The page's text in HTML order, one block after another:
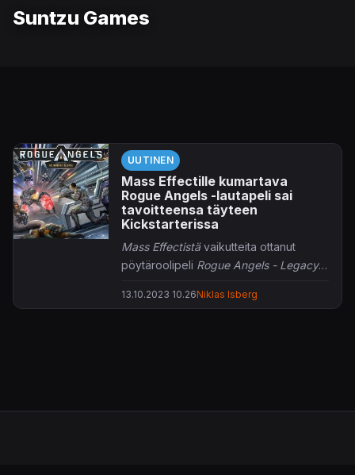
Suntzu Games
UUTINEN
Mass Effectille kumartava
Rogue Angels -lautapeli sai
tavoitteensa täyteen
Kickstarterissa
Mass Effectistävaikutteita ottanut
pöytäroolipeli Rogue Angels - Legacy
Kickstarterista julkaisuun.
13.10.2023 10.26Niklas Isberg